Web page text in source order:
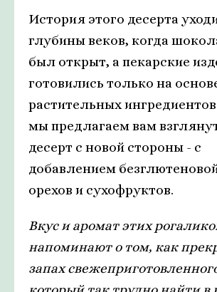
История этого десерта
глубины веков, когда
был открыт, а пекарские
готовились только на
растительных
мы предлагаем вам
десерт с новой стороны - с
добавлением
орехов и сухофруктов.
Вкус и аромат этих
напоминают о том, как
запах